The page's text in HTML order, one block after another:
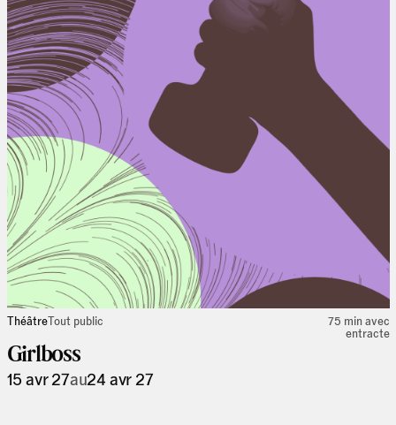
ThéâtreTout public
75 min avec
entracte
Girlboss
15 avr 27au24 avr 27